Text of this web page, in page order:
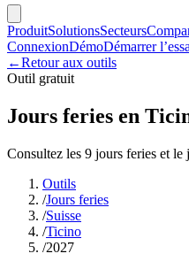
ProduitSolutionsSecteurs
ConnexionDémoDémarrer
←Retour aux outils
Outil gratuit
Jours feries en
Consultez les 9 jours feries et
Outils
/Jours feries
/Suisse
/Ticino
/2027